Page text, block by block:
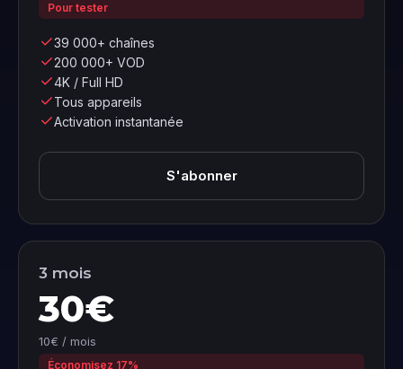
Pour tester
39 000+ chaînes
200 000+ VOD
4K / Full HD
Tous appareils
Activation instantanée
S'abonner
3 mois
30€
10€ / mois
Économisez 17%